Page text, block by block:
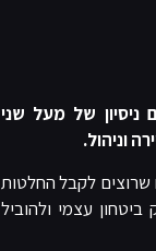
ניסיון של מעל שני
וניהול.
שרוצים לקבל החלטות
עצמי ולהוביל